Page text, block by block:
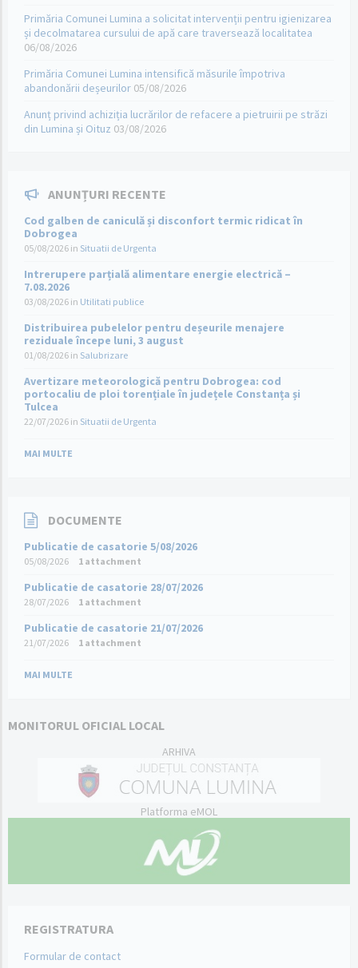
Primăria Comunei Lumina a solicitat intervenții pentru igienizarea
și decolmatarea cursului de apă care traversează localitatea
06/08/2026
Primăria Comunei Lumina intensifică măsurile împotriva
abandonării deșeurilor 05/08/2026
Anunț privind achiziția lucrărilor de refacere a pietruirii pe străzi
din Lumina și Oituz 03/08/2026
ANUNȚURI RECENTE
Cod galben de caniculă și disconfort termic ridicat în
Dobrogea
05/08/2026 in Situatii de Urgenta
Intrerupere parțială alimentare energie electrică –
7.08.2026
03/08/2026 in Utilitati publice
Distribuirea pubelelor pentru deșeurile menajere
reziduale începe luni, 3 august
01/08/2026 in Salubrizare
Avertizare meteorologică pentru Dobrogea: cod
portocaliu de ploi torențiale în județele Constanța și
Tulcea
22/07/2026 in Situatii de Urgenta
MAI MULTE
DOCUMENTE
Publicatie de casatorie 5/08/2026
05/08/2026 1 attachment
Publicatie de casatorie 28/07/2026
28/07/2026 1 attachment
Publicatie de casatorie 21/07/2026
21/07/2026 1 attachment
MAI MULTE
MONITORUL OFICIAL LOCAL
ARHIVA
Platforma eMOL
REGISTRATURA
Formular de contact